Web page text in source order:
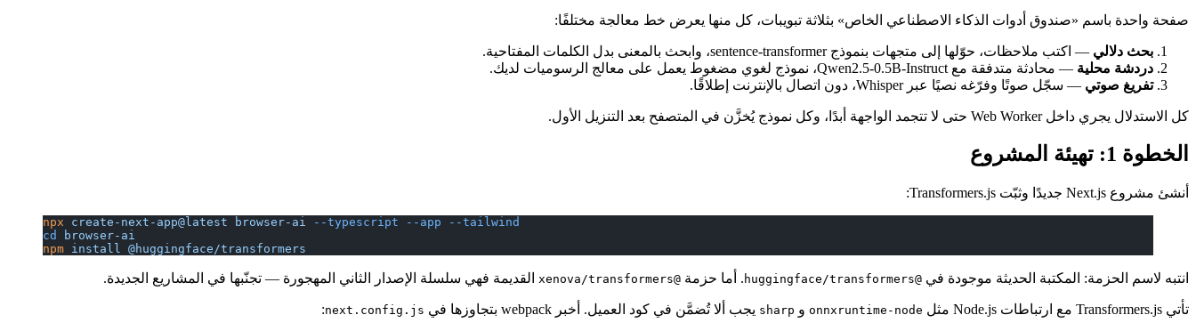
صفحة واحدة باسم «صندوق أدوات الذكاء الاصطناعي الخاص» بثلاثة تبويبات، كل منها يعرض خط معالجة مختلفًا:
بحث دلالي — اكتب ملاحظات، حوّلها إلى متجهات بنموذج sentence-transformer، وابحث بالمعنى بدل الكلمات المفتاحية.
دردشة محلية — محادثة متدفقة مع Qwen2.5-0.5B-Instruct، نموذج لغوي مضغوط يعمل على معالج الرسوميات لديك.
تفريغ صوتي — سجّل صوتًا وفرّغه نصيًا عبر Whisper، دون اتصال بالإنترنت إطلاقًا.
كل الاستدلال يجري داخل Web Worker حتى لا تتجمد الواجهة أبدًا، وكل نموذج يُخزَّن في المتصفح بعد التنزيل الأول.
الخطوة 1: تهيئة المشروع
أنشئ مشروع Next.js جديدًا وثبّت Transformers.js:
npx create-next-app@latest browser-ai --typescript --app --tailwind
cd
browser-ai
npm install @huggingface/transformers
انتبه لاسم الحزمة: المكتبة الحديثة موجودة في @huggingface/transformers . أما حزمة @xenova/transformers القديمة فهي سلسلة الإصدار الثاني المهجورة — تجنّبها في المشاريع الجديدة.
تأتي Transformers.js مع ارتباطات Node.js مثل onnxruntime-node و sharp يجب ألا تُضمَّن في كود العميل. أخبر webpack بتجاوزها في next.config.js
: